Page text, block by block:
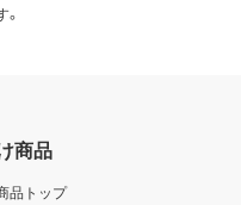
商品
品トップ